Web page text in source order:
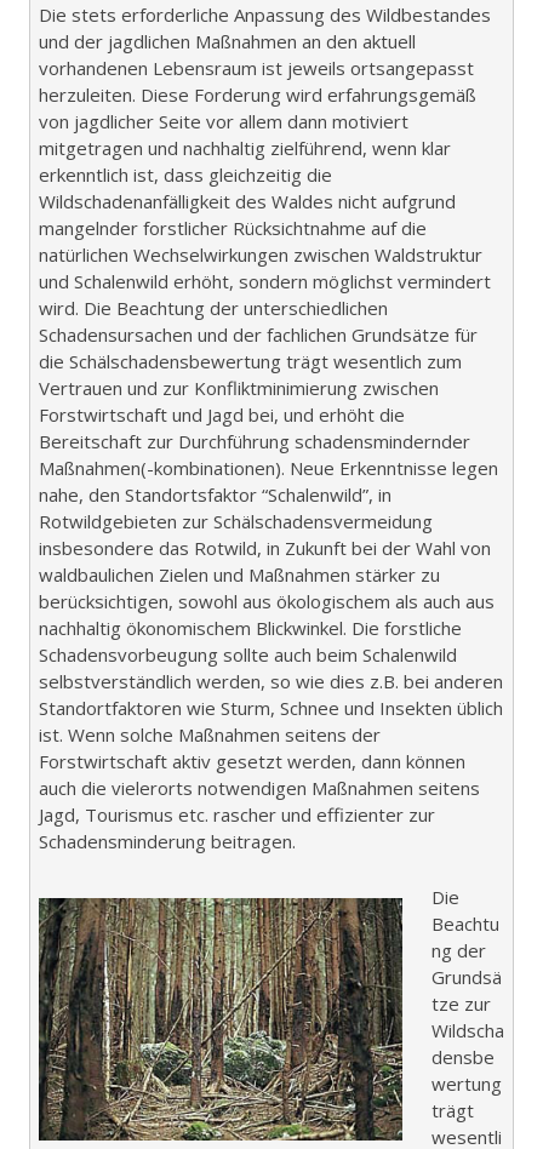
Die stets erforderliche Anpassung des Wildbestandes
und der jagdlichen Maßnahmen an den aktuell
vorhandenen Lebensraum ist jeweils ortsangepasst
herzuleiten. Diese Forderung wird erfahrungsgemäß
von jagdlicher Seite vor allem dann motiviert
mitgetragen und nachhaltig zielführend, wenn klar
erkenntlich ist, dass gleichzeitig die
Wildschadenanfälligkeit des Waldes nicht aufgrund
mangelnder forstlicher Rücksichtnahme auf die
natürlichen Wechselwirkungen zwischen Waldstruktur
und Schalenwild erhöht, sondern möglichst vermindert
wird. Die Beachtung der unterschiedlichen
Schadensursachen und der fachlichen Grundsätze für
die Schälschadensbewertung trägt wesentlich zum
Vertrauen und zur Konfliktminimierung zwischen
Forstwirtschaft und Jagd bei, und erhöht die
Bereitschaft zur Durchführung schadensmindernder
Maßnahmen(-kombinationen). Neue Erkenntnisse legen
nahe, den Standortsfaktor “Schalenwild”, in
Rotwildgebieten zur Schälschadensvermeidung
insbesondere das Rotwild, in Zukunft bei der Wahl von
waldbaulichen Zielen und Maßnahmen stärker zu
berücksichtigen, sowohl aus ökologischem als auch aus
nachhaltig ökonomischem Blickwinkel. Die forstliche
Schadensvorbeugung sollte auch beim Schalenwild
selbstverständlich werden, so wie dies z.B. bei anderen
Standortfaktoren wie Sturm, Schnee und Insekten üblich
ist. Wenn solche Maßnahmen seitens der
Forstwirtschaft aktiv gesetzt werden, dann können
auch die vielerorts notwendigen Maßnahmen seitens
Jagd, Tourismus etc. rascher und effizienter zur
Schadensminderung beitragen.
Die
Beachtu
ng der
Grundsä
tze zur
Wildscha
densbe
wertung
trägt
wesentli